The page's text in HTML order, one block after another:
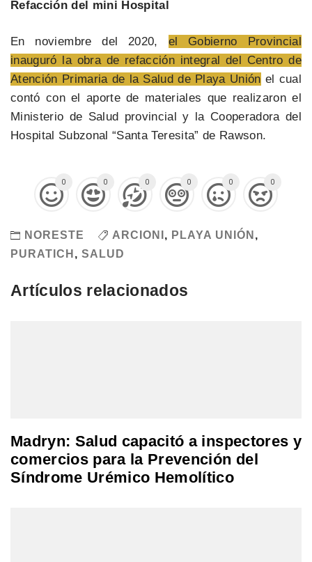
Refacción del mini Hospital
En noviembre del 2020, el Gobierno Provincial
inauguró la obra de refacción integral del Centro de
Atención Primaria de la Salud de Playa Unión el cual
contó con el aporte de materiales que realizaron el
Ministerio de Salud provincial y la Cooperadora del
Hospital Subzonal “Santa Teresita” de Rawson.
0 0 0 0 0 0
NORESTE ARCIONI , PLAYA UNIÓN ,
PURATICH , SALUD
Artículos relacionados
Madryn: Salud capacitó a inspectores y
comercios para la Prevención del
Síndrome Urémico Hemolítico